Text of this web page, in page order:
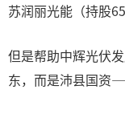
苏润丽光能（持股
但是帮助中辉光伏
东，而是沛县国资